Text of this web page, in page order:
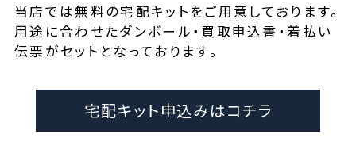
当店では無料の宅配キットをご用意しております。
用途に合わせたダンボール・買取申込書・着払い
伝票がセットとなっております。
宅配キット申込みはコチラ